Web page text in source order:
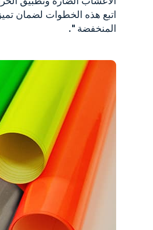
توهج في المادة المظلمة
اتبع هذه الخطوات لضمان
المنخفضة ".